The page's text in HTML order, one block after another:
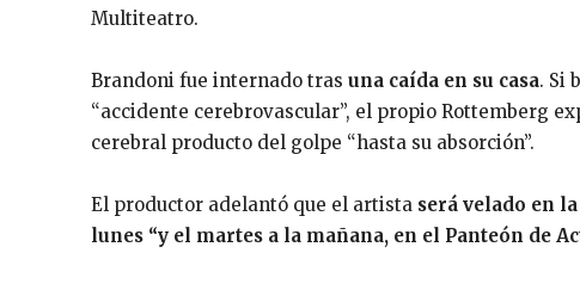
Multiteatro.
Brandoni fue internado tras una caída en su casa. Si
“accidente cerebrovascular”, el propio Rottemberg
cerebral producto del golpe “hasta su absorción”.
El productor adelantó que el artista será velado en
lunes “y el martes a la mañana, en el Panteón de